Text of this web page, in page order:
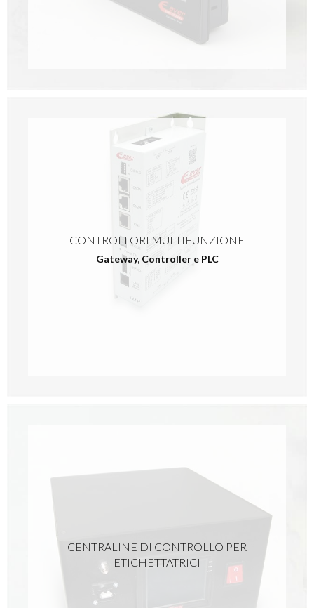
CONTROLLORI MULTIFUNZIONE
Gateway, Controller e PLC
CENTRALINE DI CONTROLLO PER
ETICHETTATRICI